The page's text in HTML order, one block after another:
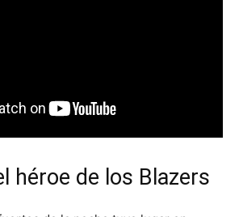
héroe de los Blazers